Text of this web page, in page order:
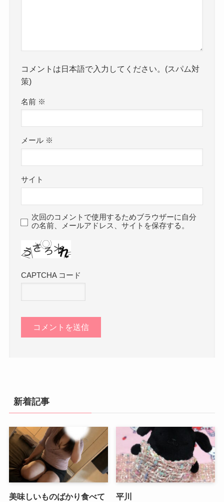
コメントは日本語で入力してください。(スパム対
策)
名前 ※
メール ※
サイト
次回のコメントで使用するためブラウザーに自分
の名前、メールアドレス、サイトを保存する。
CAPTCHA コード
新着記事
美味しいものばかり食べて
平川